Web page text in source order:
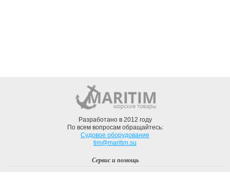
Разработано в 2012 году
По всем вопросам обращайтесь:
Судовое оборудование
tim@maritim.su
Сервис и помощь